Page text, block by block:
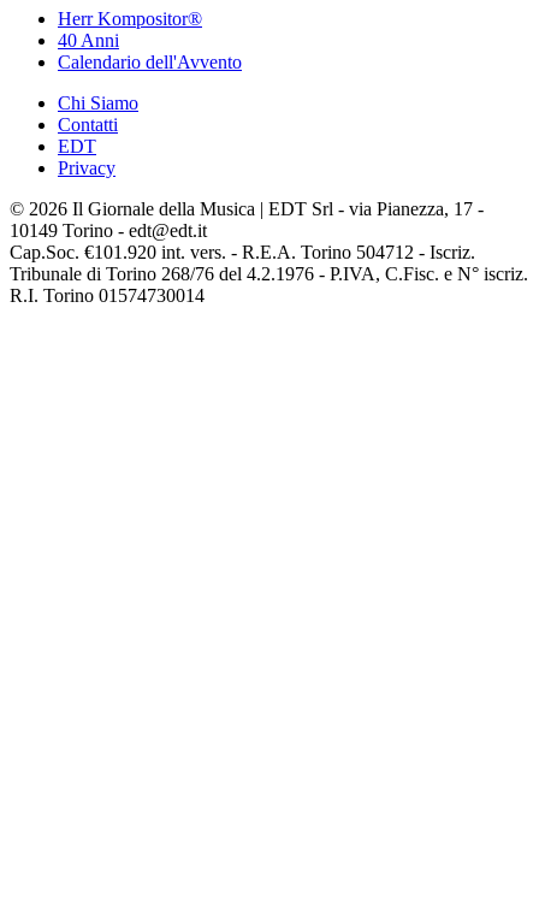
Herr Kompositor®
40 Anni
Calendario dell'Avvento
Chi Siamo
Contatti
EDT
Privacy
© 2026 Il Giornale della Musica | EDT Srl - via Pianezza, 17 -
10149 Torino - edt@edt.it
Cap.Soc. €101.920 int. vers. - R.E.A. Torino 504712 - Iscriz.
Tribunale di Torino 268/76 del 4.2.1976 - P.IVA, C.Fisc. e N° iscriz.
R.I. Torino 01574730014